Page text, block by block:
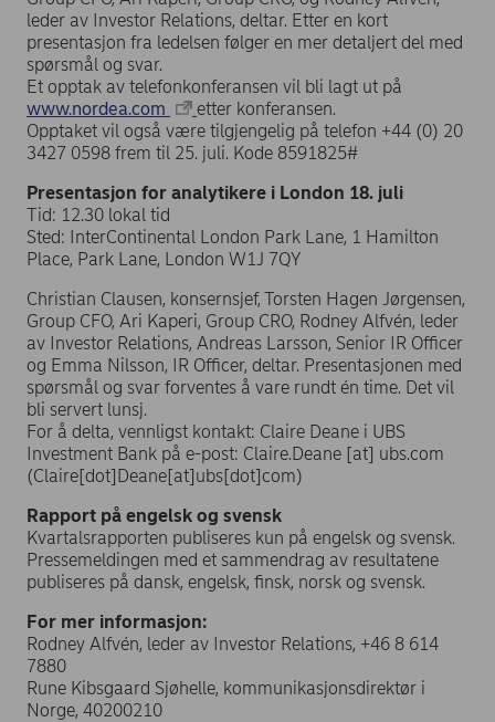
leder av Investor Relations, deltar. Etter en kort
presentasjon fra ledelsen følger en mer detaljert del med
spørsmål og svar.
Et opptak av telefonkonferansen vil bli lagt ut på
www.nordea.com
etter konferansen.
Opptaket vil også være tilgjengelig på telefon +44 (0) 20
3427 0598 frem til 25. juli. Kode 8591825#
Presentasjon for analytikere i London 18. juli
Tid: 12.30 lokal tid
Sted: InterContinental London Park Lane, 1 Hamilton
Place, Park Lane, London W1J 7QY
Christian Clausen, konsernsjef, Torsten Hagen Jørgensen,
Group CFO, Ari Kaperi, Group CRO, Rodney Alfvén, leder
av Investor Relations, Andreas Larsson, Senior IR Officer
og Emma Nilsson, IR Officer, deltar. Presentasjonen med
spørsmål og svar forventes å vare rundt én time. Det vil
bli servert lunsj.
For å delta, vennligst kontakt: Claire Deane i UBS
Investment Bank på e-post: Claire.Deane [at] ubs.com
(Claire[dot]Deane[at]ubs[dot]com)
Rapport på engelsk og svensk
Kvartalsrapporten publiseres kun på engelsk og svensk.
Pressemeldingen med et sammendrag av resultatene
publiseres på dansk, engelsk, finsk, norsk og svensk.
For mer informasjon:
Rodney Alfvén, leder av Investor Relations, +46 8 614
7880
Rune Kibsgaard Sjøhelle, kommunikasjonsdirektør i
Norge, 40200210